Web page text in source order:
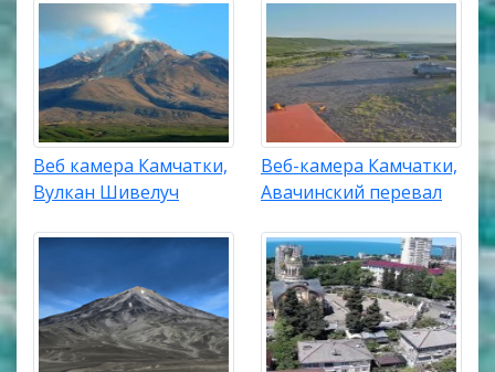
Веб камера Камчатки,
Вулкан Шивелуч
Веб-камера Камчатки,
Авачинский перевал